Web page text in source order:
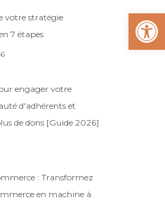
Ouvrir
votre stratégie
7 étapes
engager votre
d'adhérents et
de dons [Guide 2026]
: Transformez
en machine à